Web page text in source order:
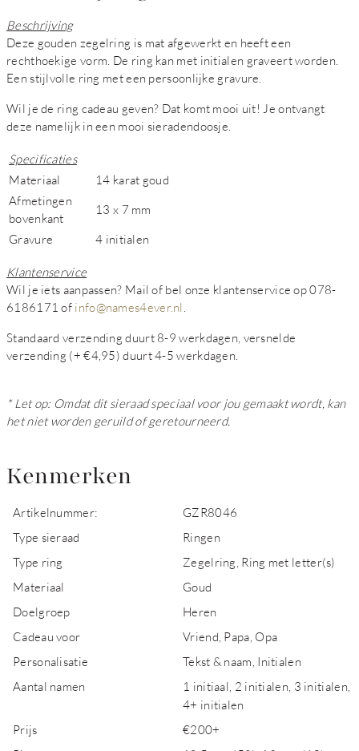
Beschrijving
Deze gouden zegelring is mat afgewerkt en heeft een
rechthoekige vorm. De ring kan met initialen graveert worden.
Een stijlvolle ring met een persoonlijke gravure.
Wil je de ring cadeau geven? Dat komt mooi uit! Je ontvangt
deze namelijk in een mooi sieradendoosje.
Specificaties
Materiaal
14 karat goud
Afmetingen
bovenkant
13 x 7 mm
Gravure 4 initialen
Klantenservice
Wil je iets aanpassen? Mail of bel onze klantenservice op 078-
6186171 of info@names4ever.nl
Standaard verzending duurt 8-9 werkdagen, versnelde
verzending (+ €4,95) duurt 4-5 werkdagen.
* Let op: Omdat dit sieraad speciaal voor jou gemaakt wordt, kan
het niet worden geruild of geretourneerd.
Kenmerken
Artikelnummer:
GZR8046
Type sieraad
Ringen
Type ring
Zegelring, Ring met letter(s)
Materiaal
Goud
Doelgroep
Heren
Cadeau voor
Vriend, Papa, Opa
Personalisatie
Tekst & naam, Initialen
Aantal namen
1 initiaal, 2 initialen, 3 initialen,
4+ initialen
Prijs
€200+